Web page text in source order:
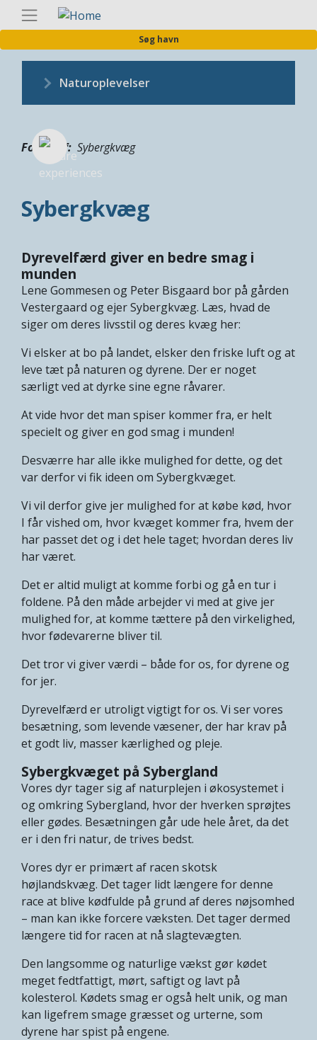
Søg havn
Naturoplevelser
Fotograf Sybergkvæg
Sybergkvæg
Dyrevelfærd giver en bedre smag i
munden
Lene Gommesen og Peter Bisgaard bor på gården
Vestergaard og ejer Sybergkvæg. Læs, hvad de
siger om deres livsstil og deres kvæg her:
Vi elsker at bo på landet, elsker den friske luft og at
leve tæt på naturen og dyrene. Der er noget
særligt ved at dyrke sine egne råvarer.
At vide hvor det man spiser kommer fra, er helt
specielt og giver en god smag i munden!
Desværre har alle ikke mulighed for dette, og det
var derfor vi fik ideen om Sybergkvæget.
Vi vil derfor give jer mulighed for at købe kød, hvor
I får vished om, hvor kvæget kommer fra, hvem der
har passet det og i det hele taget; hvordan deres liv
har været.
Det er altid muligt at komme forbi og gå en tur i
foldene. På den måde arbejder vi med at give jer
mulighed for, at komme tættere på den virkelighed,
hvor fødevarerne bliver til.
Det tror vi giver værdi – både for os, for dyrene og
for jer.
Dyrevelfærd er utroligt vigtigt for os. Vi ser vores
besætning, som levende væsener, der har krav på
et godt liv, masser kærlighed og pleje.
Sybergkvæget på Sybergland
Vores dyr tager sig af naturplejen i økosystemet i
og omkring Sybergland, hvor der hverken sprøjtes
eller gødes. Besætningen går ude hele året, da det
er i den fri natur, de trives bedst.
Vores dyr er primært af racen skotsk
højlandskvæg. Det tager lidt længere for denne
race at blive kødfulde på grund af deres nøjsomhed
– man kan ikke forcere væksten. Det tager dermed
længere tid for racen at nå slagtevægten.
Den langsomme og naturlige vækst gør kødet
meget fedtfattigt, mørt, saftigt og lavt på
kolesterol. Kødets smag er også helt unik, og man
kan ligefrem smage græsset og urterne, som
dyrene har spist på engene.